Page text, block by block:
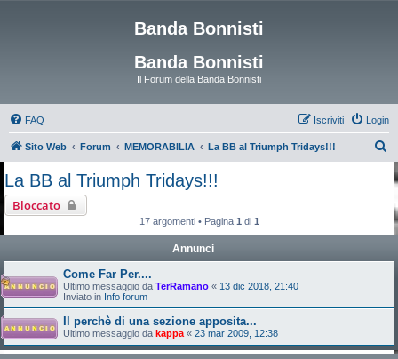
Banda Bonnisti
Banda Bonnisti
Il Forum della Banda Bonnisti
FAQ Login
Iscriviti
Sito Web Forum MEMORABILIA La BB al Triumph Tridays!!!
La BB al Triumph Tridays!!!
Bloccato
17 argomenti • Pagina 1 di 1
Annunci
Come Far Per....
Ultimo messaggio da TerRamano « 13 dic 2018, 21:40
Inviato in Info forum
Il perchè di una sezione apposita...
Ultimo messaggio da kappa « 23 mar 2009, 12:38